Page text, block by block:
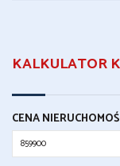
KALKULATOR
CENA